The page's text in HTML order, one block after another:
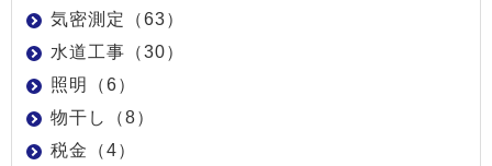
気密測定（63）
水道工事（30）
照明（6）
物干し（8）
税金（4）